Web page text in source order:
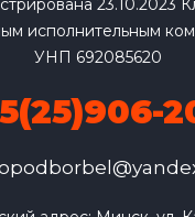
23.10.2023
исполнительным
УНП 692085620